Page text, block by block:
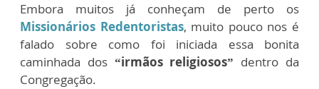
Embora muitos já conheçam de perto os
Missionários Redentoristas, muito pouco nos é
falado sobre como foi iniciada essa bonita
caminhada dos “irmãos religiosos” dentro da
Congregação.